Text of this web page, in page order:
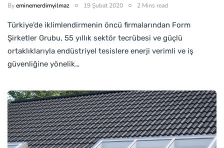
Byeminemerdimyilmaz 19 Şubat 2020 2 Mins read
Türkiye’de iklimlendirmenin öncü firmalarından Form
Şirketler Grubu, 55 yıllık sektör tecrübesi ve güçlü
ortaklıklarıyla endüstriyel tesislere enerji verimli ve iş
güvenliğine yönelik…